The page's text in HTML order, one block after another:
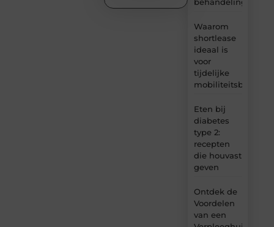
behandelingen
Waarom
shortlease
ideaal is
voor
tijdelijke
Eten bij
diabetes
type 2:
recepten
die houvast
geven
Ontdek de
Voordelen
van een